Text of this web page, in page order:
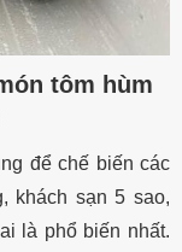
tôm hùm
để chế biến các
khách sạn 5 sao,
là phổ biến nhất.